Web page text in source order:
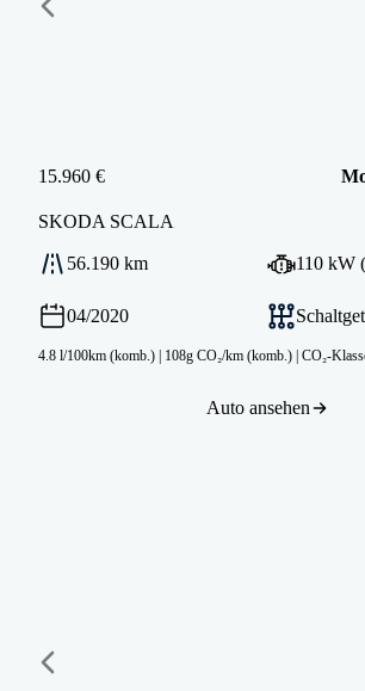
15.960 €
SKODA SCALA
56.190 km 110 kW
04/2020
4.8 l/100km (komb.) | 108g CO₂/km (komb.) | CO₂-
Auto ansehen